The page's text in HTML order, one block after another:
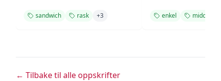
sandwich rask +3 enkel middag
← Tilbake til alle oppskrifter